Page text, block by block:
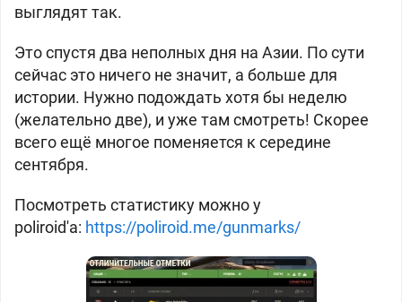
выглядят так.
Это спустя два неполных дня на Азии. По сути
сейчас это ничего не значит, а больше для
истории. Нужно подождать хотя бы неделю
(желательно две), и уже там смотреть! Скорее
всего ещё многое поменяется к середине
сентября.
Посмотреть статистику можно у
poliroid'a: https://poliroid.me/gunmarks/